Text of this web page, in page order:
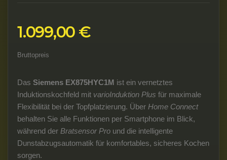
1.099,00 €
Bruttopreis
Das Siemens EX875HYC1M ist ein vernetztes
Induktionskochfeld mit varioInduktion Plus für maximale
Flexibilität bei der Topfplatzierung. Über Home Connect
behalten Sie alle Funktionen per Smartphone im Blick,
während der Bratsensor Pro und die intelligente
Dunstabzugsautomatik für komfortables, sicheres Kochen
sorgen.